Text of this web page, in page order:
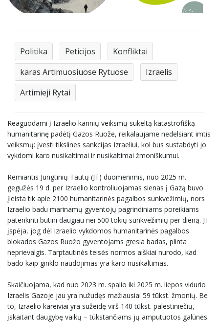
Politika Peticijos
Konfliktai
karas Artimuosiuose Rytuose
Izraelis
Artimieji Rytai
Reaguodami į Izraelio karinių veiksmų sukeltą katastrofišką
humanitarinę padėtį Gazos Ruože, reikalaujame nedelsiant imtis
veiksmų: įvesti tikslines sankcijas Izraeliui, kol bus sustabdyti jo
vykdomi karo nusikaltimai ir nusikaltimai žmoniškumui.
Remiantis Jungtinių Tautų (JT) duomenimis, nuo 2025 m.
gegužės 19 d. per Izraelio kontroliuojamas sienas į Gazą buvo
įleista tik apie 2100 humanitarinės pagalbos sunkvežimių, nors
Izraelio badu marinamų gyventojų pagrindiniams poreikiams
patenkinti būtini daugiau nei 500 tokių sunkvežimių per dieną. JT
įspėja, jog dėl Izraelio vykdomos humanitarinės pagalbos
blokados Gazos Ruožo gyventojams gresia badas, plinta
neprievalgis. Tarptautinės teisės normos aiškiai nurodo, kad
bado kaip ginklo naudojimas yra karo nusikaltimas.
Skaičiuojama, kad nuo 2023 m. spalio iki 2025 m. liepos vidurio
Izraelis Gazoje jau yra nužudęs mažiausiai 59 tūkst. žmonių. Be
to, Izraelio kareiviai yra sužeidę virš 140 tūkst. palestiniečių,
įskaitant daugybę vaikų – tūkstančiams jų amputuotos galūnės.